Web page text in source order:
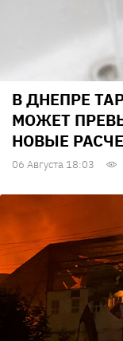
В ДНЕПРЕ
МОЖЕТ
НОВЫЕ
06 Августа 18:03